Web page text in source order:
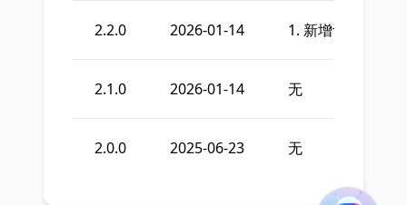
2.2.0 2026-01-14 1. 新增设置定位
2.1.0 2026-01-14 无
2.0.0 2025-06-23 无